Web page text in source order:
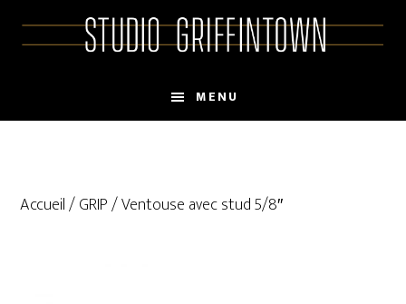
MENU
Accueil/GRIP/ Ventouse avec stud 5/8″